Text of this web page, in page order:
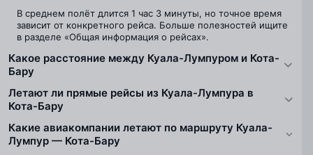
В среднем полёт длится 1 час 3 минуты, но точное время
зависит от конкретного рейса. Больше полезностей ищите
в разделе «Общая информация о рейсах».
Какое расстояние между Куала-Лумпуром и Кота-
Бару
Летают ли прямые рейсы из Куала-Лумпура в
Кота-Бару
Какие авиакомпании летают по маршруту Куала-
Лумпур — Кота-Бару